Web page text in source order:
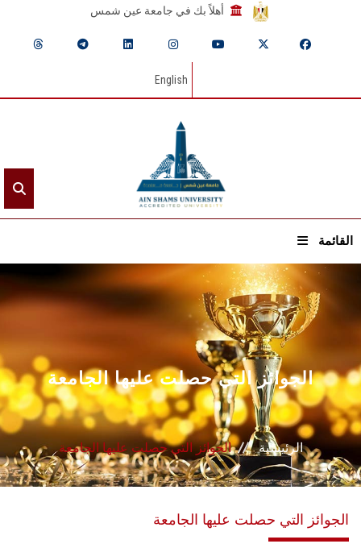
أهلاً بك في جامعة عين شمس
English
القائمة
الرئيسيـة
القطاعـات
الشئون الأكاديمية
البحث العلمي
الجوائز التي حصلت عليها الجامعة
الرئيسية الجوائز التي حصلت عليها الجامعة
الجوائز التي حصلت عليها الجامعة